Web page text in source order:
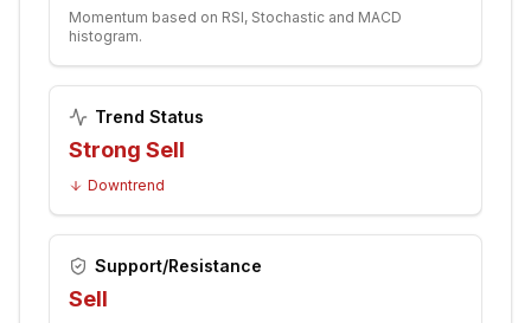
Momentum based on RSI, Stochastic and MACD
histogram.
Trend Status
Strong Sell
Downtrend
Support/Resistance
Sell